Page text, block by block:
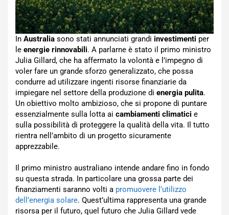
In Australia sono stati annunciati grandi investimenti per
le energie rinnovabili. A parlarne è stato il primo ministro
Julia Gillard, che ha affermato la volontà e l’impegno di
voler fare un grande sforzo generalizzato, che possa
condurre ad utilizzare ingenti risorse finanziarie da
impiegare nel settore della produzione di energia pulita.
Un obiettivo molto ambizioso, che si propone di puntare
essenzialmente sulla lotta ai cambiamenti climatici e
sulla possibilità di proteggere la qualità della vita. Il tutto
rientra nell’ambito di un progetto sicuramente
apprezzabile.
Il primo ministro australiano intende andare fino in fondo
su questa strada. In particolare una grossa parte dei
finanziamenti saranno volti a promuovere l’utilizzo
dell’energia solare. Quest’ultima rappresenta una grande
risorsa per il futuro, quel futuro che Julia Gillard vede